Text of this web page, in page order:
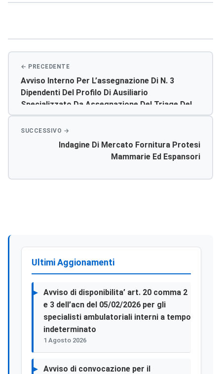
Avviso Interno Per L’assegnazione Di N. 3
Dipendenti Del Profilo Di Ausiliario
Specializzato Da Assegnazione Del Triage Del
Pronto Soccorso Del P.o. Di Agrigento
Indagine Di Mercato Fornitura Protesi
Mammarie Ed Espansori
Ultimi Aggionamenti
Avviso di disponibilita’ art. 20 comma 2
e 3 dell’acn del 05/02/2026 per gli
specialisti ambulatoriali interni a tempo
indeterminato
1 Agosto 2026
Avviso di convocazione per il